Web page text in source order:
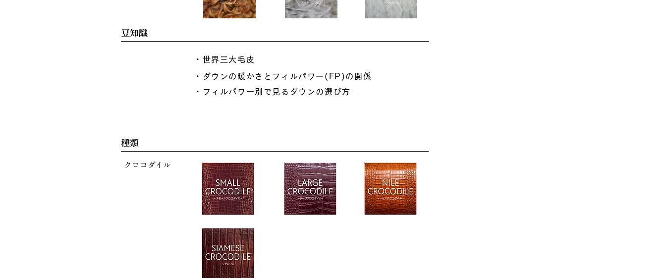
豆知識
・世界三大毛皮
・ダウンの暖かさとフィルパワー(FP)の関係
・フィルパワー別で見るダウンの選び方
種類
​クロコダイル